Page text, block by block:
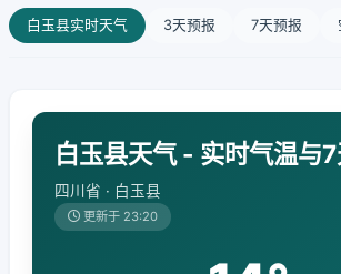
白玉县实时天气 3天预报 7天预报
白玉县天气 - 实时气温与
四川省 · 白玉县
更新于 23:20